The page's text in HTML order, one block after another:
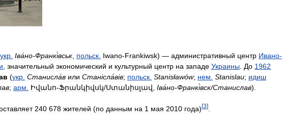
укр. Іва́но-Франкі́вськ, польск. Iwano-Frankiwsk) — административный центр Ивано-
, значительный экономический и культурный центр на западе Украины. До 1962
(укр. Станисла́в или Станісла́вів; польск. Stanisławów; нем. Stanislau; идиш
; арм. Իվանո-Ֆրանկիվսկ/Ստանիսլավ, Іва́но-Франкі́вск/Станислав).
240 678 жителей (по данным на 1 мая 2010 года) [3]